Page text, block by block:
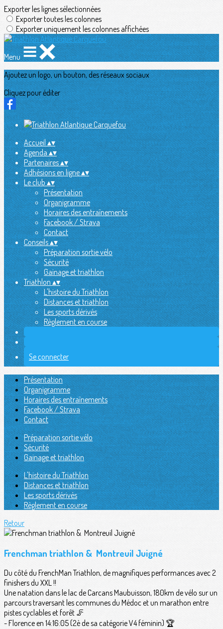
Exporter les lignes sélectionnées
Exporter toutes les colonnes
Exporter uniquement les colonnes affichées
Menu
Ajoutez un logo, un bouton, des réseaux sociaux
Cliquez pour éditer
Accueil▴▾
Agenda▴▾
Partenaires▴▾
Adhésions en ligne▴▾
Le club▴▾
Présentation
Organigramme
Horaires des entraînements
Facebook / Strava
Contact
Conseils▴▾
Préparation sortie vélo
Sécurité
Gainage et triathlon
Triathlon▴▾
L'histoire du Triathlon
Distances et triathlon
Les sports dérivés
Règlement en course
Se connecter
Présentation
Organigramme
Horaires des entraînements
Facebook / Strava
Contact
Préparation sortie vélo
Sécurité
Gainage et triathlon
L'histoire du Triathlon
Distances et triathlon
Les sports dérivés
Règlement en course
Retour
Frenchman triathlon & Montreuil Juigné
Du côté du FrenchMan Triathlon, de magnifiques performances avec 2
finishers du XXL !!
Une natation dans le lac de Carcans Maubuisson, 180km de vélo sur un
parcours traversant les communes du Médoc et un marathon entre
pistes cyclables et forêt 🦵
- Florence en 14:16:05 (2è de sa catégorie V4 féminin) 🏆